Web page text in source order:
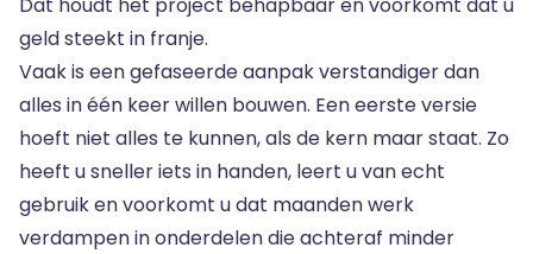
Dat houdt het project behapbaar en voorkomt dat u
geld steekt in franje.
Vaak is een gefaseerde aanpak verstandiger dan
alles in één keer willen bouwen. Een eerste versie
hoeft niet alles te kunnen, als de kern maar staat. Zo
heeft u sneller iets in handen, leert u van echt
gebruik en voorkomt u dat maanden werk
verdampen in onderdelen die achteraf minder